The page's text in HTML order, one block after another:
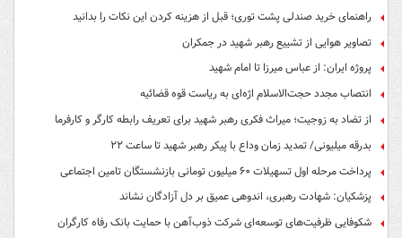
راهنمای خرید صندلی پشت توری؛ قبل از هزینه کردن این نکات را بدانید
تصاویر هوایی از تشییع رهبر شهید در جمکران
پروژه ایران: از عباس میرزا تا امام شهید
انتصاب مجدد حجت‌الاسلام اژه‌ای به ریاست قوه‌ قضائیه
از تضاد به زوجیت؛ میراث فکری رهبر شهید برای تعریف رابطه کارگر و کارفرما
بدرقه میلیونی/ تمدید زمان وداع با پیکر رهبر شهید تا ساعت ۲۲
پرداخت مرحله اول تسهیلات ۶۰ میلیون تومانی بازنشستگان تامین اجتماعی
پزشکیان: شهادت رهبری، اندوهی عمیق بر دل آزادگان نشاند
شکوفایی ظرفیت‌های توسعه‌ای شرکت ذوب‌آهن با حمایت‌ بانک رفاه کارگران